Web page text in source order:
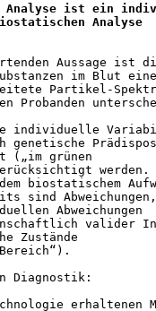
Analyse ist ein
Analyse
Aussage ist
im Blut
Partikel-
Probanden
individuelle
genetische
(„im grünen
werden.
biostatischem
sind
Abweichungen
valider
Zustände
Diagnostik:
erhaltenen